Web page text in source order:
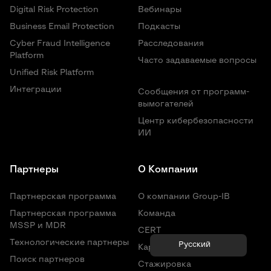
доказательств, проводят расследование и
предоставляют необходимую юридическую поддержку.
Решение Digital Risk Protectionобеспечивает
всестороннюю защиту цифровых активов вашей
организации, а функции автоматического реагирования
актуальные угрозы.
Вебинары
Подкасты
Расследования
Часто задаваемые вопросы
Сообщения от программ-
вымогателей
Центр кибербезопасности
ИИ
Digital Risk Protection
Business Email Protection
Cyber Fraud Intelligence
Platform
Unified Risk Platform
Интеграции
Партнеры
Партнерская программа
Партнерская программа
MSSP и MDR
Технологические партнеры
Поиск партнеров
О Компании
О компании Group-IB
Команда
CERT
Карьера
Стажировка
Русский